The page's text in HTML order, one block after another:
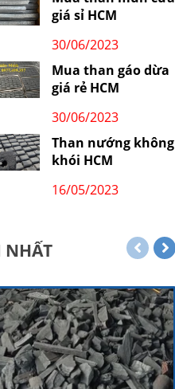
giá sỉ HCM
30/06/2023
Mua than gáo dừa
giá rẻ HCM
30/06/2023
Than nướng không
khói HCM
16/05/2023
NHẤT